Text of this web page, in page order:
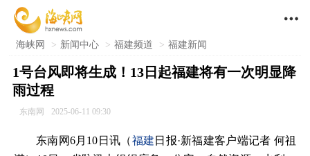

海峡网 > 新闻中心 > 福建频道 > 福建新闻
1号台风即将生成！13日起福建将有一次明显降
雨过程
东南网 2025-06-11 09:30
东南网6月10日讯（福建 日报·新福建客户端记者 何祖